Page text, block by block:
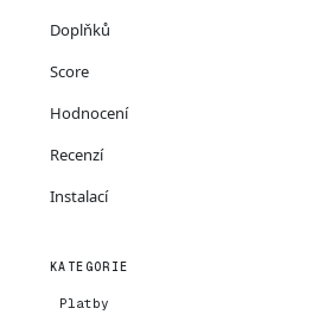
Doplňků
Score
Hodnocení
Recenzí
Instalací
KATEGORIE
Platby